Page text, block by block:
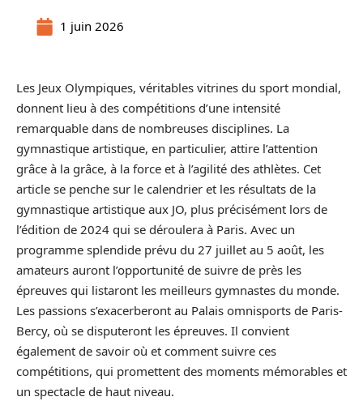
1 juin 2026
Les Jeux Olympiques, véritables vitrines du sport mondial,
donnent lieu à des compétitions d’une intensité
remarquable dans de nombreuses disciplines. La
gymnastique artistique, en particulier, attire l’attention
grâce à la grâce, à la force et à l’agilité des athlètes. Cet
article se penche sur le calendrier et les résultats de la
gymnastique artistique aux JO, plus précisément lors de
l’édition de 2024 qui se déroulera à Paris. Avec un
programme splendide prévu du 27 juillet au 5 août, les
amateurs auront l’opportunité de suivre de près les
épreuves qui listaront les meilleurs gymnastes du monde.
Les passions s’exacerberont au Palais omnisports de Paris-
Bercy, où se disputeront les épreuves. Il convient
également de savoir où et comment suivre ces
compétitions, qui promettent des moments mémorables et
un spectacle de haut niveau.